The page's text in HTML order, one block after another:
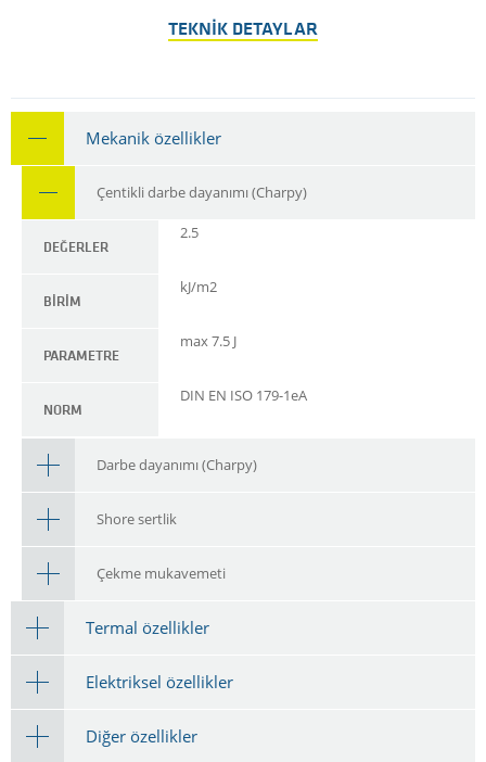
TEKNIK DETAYLAR
Mekanik özellikler
Çentikli darbe dayanımı (Charpy)
DEĞERLER
2.5
BIRIM
kJ/m2
PARAMETRE
max 7.5 J
NORM
DIN EN ISO 179-1eA
Darbe dayanımı (Charpy)
Shore sertlik
Çekme mukavemeti
Termal özellikler
Elektriksel özellikler
Diğer özellikler